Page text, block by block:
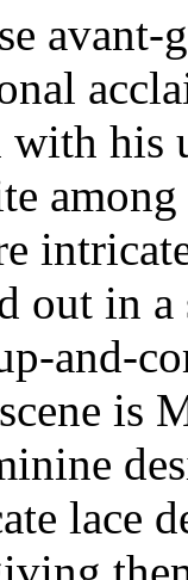
avant-
his
out in
and-
is
lace